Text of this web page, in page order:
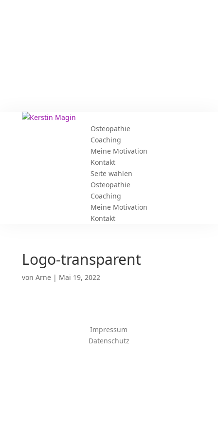
Osteopathie
Coaching
Meine Motivation
Kontakt
Seite wählen
Osteopathie
Coaching
Meine Motivation
Kontakt
Logo-transparent
von Arne| Mai 19, 2022
Impressum
Datenschutz